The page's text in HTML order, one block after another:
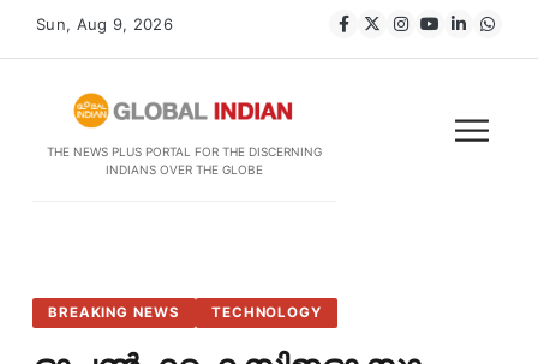
Sun, Aug 9, 2026
THE NEWS PLUS PORTAL FOR THE DISCERNING
INDIANS OVER THE GLOBE
BREAKING NEWS TECHNOLOGY